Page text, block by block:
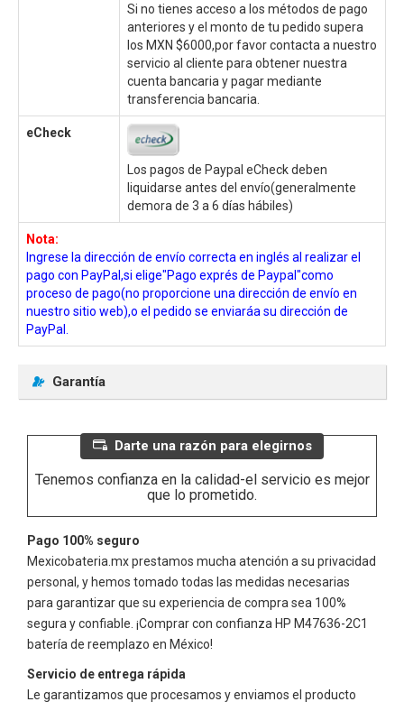
Si no tienes acceso a los métodos de pago
anteriores y el monto de tu pedido supera
los MXN $6000,por favor contacta a nuestro
servicio al cliente para obtener nuestra
cuenta bancaria y pagar mediante
transferencia bancaria.
eCheck
Los pagos de Paypal eCheck deben
liquidarse antes del envío(generalmente
demora de 3 a 6 días hábiles)
Nota:
Ingrese la dirección de envío correcta en inglés al realizar el
pago con PayPal,si elige"Pago exprés de Paypal"como
proceso de pago(no proporcione una dirección de envío en
nuestro sitio web),o el pedido se enviaráa su dirección de
PayPal.
Garantía
Darte una razón para elegirnos
Tenemos confianza en la calidad-el servicio es mejor
que lo prometido.
Pago 100% seguro
Mexicobateria.mx prestamos mucha atención a su privacidad
personal, y hemos tomado todas las medidas necesarias
para garantizar que su experiencia de compra sea 100%
segura y confiable. ¡Comprar con confianza HP M47636-2C1
batería de reemplazo en México!
Servicio de entrega rápida
Le garantizamos que procesamos y enviamos el producto